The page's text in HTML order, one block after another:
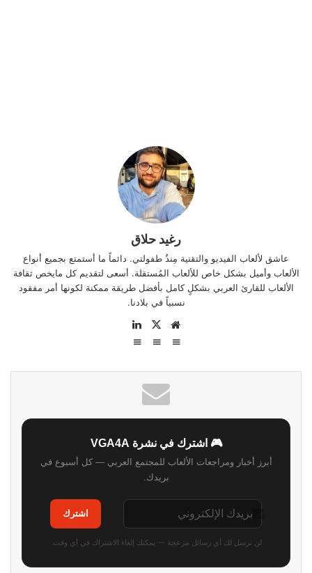
رغيد حلاق
عاشق لألعاب الفيديو والتقنية مِنذُ طفولتي. دائماً ما أستمتع بجميع أنواع
الألعاب وأميل بشكل خاص للألعاب المُستقلة. أسعى لتقديم كل مايخص ثقافة
الألعاب للقارئ العربي بشكلٍ كامل بأفضل طريقة ممكنة لكونها أمر مفقود
نسبياً في بلادنا.
موقع
‫X لينكدإن
🎮 اشترك في نشرة VGA4A
أبرز أخبار ومراجعات الألعاب للمجتمع العربي — كل أسبوع في
بريدك.
اشترك
لن نرسل لك أي رسائل مزعجة — يمكنك إلغاء الاشتراك في أي وقت.